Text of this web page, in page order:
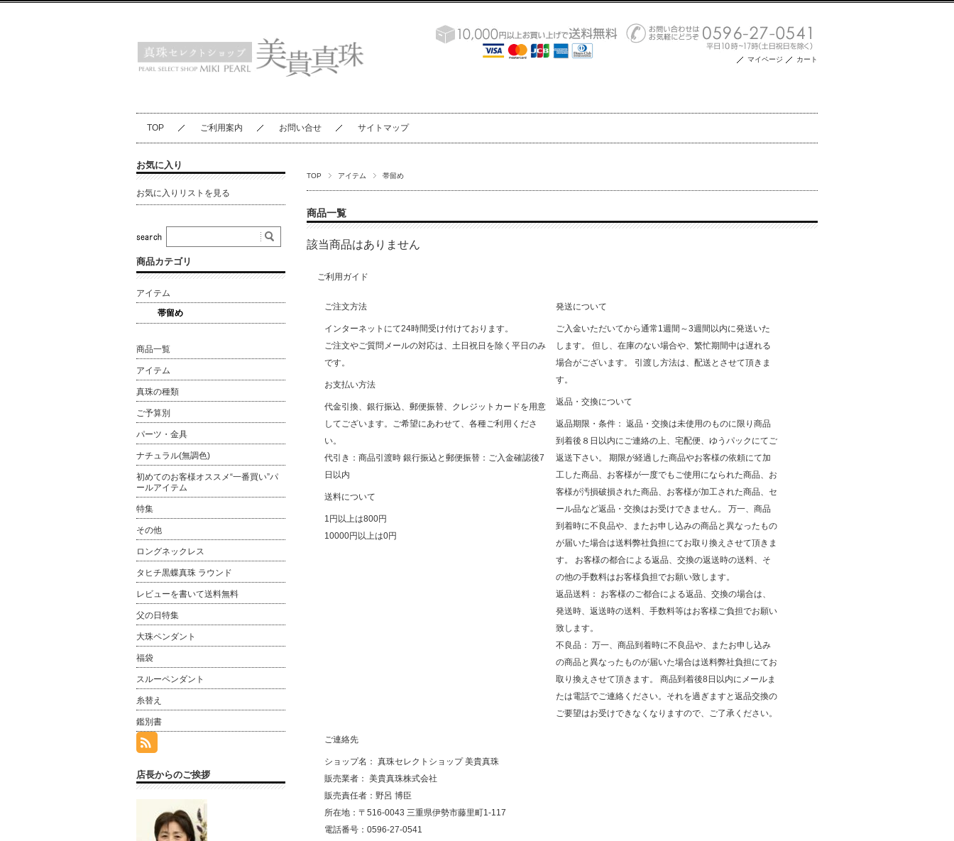
マイページ カート
TOP ご利用案内 お問い合せ サイトマップ
TOP アイテム 帯留め
商品一覧
該当商品はありません
ご利用ガイド
ご注文方法
インターネットにて24時間受け付けております。
ご注文やご質問メールの対応は、土日祝日を除く平日のみ
です。
お支払い方法
代金引換、銀行振込、郵便振替、クレジットカードを用意
してございます。ご希望にあわせて、各種ご利用くださ
い。
代引き：商品引渡時 銀行振込と郵便振替：ご入金確認後7
日以内
送料について
1円以上は800円
10000円以上は0円
発送について
ご入金いただいてから通常1週間～3週間以内に発送いた
します。 但し、在庫のない場合や、繁忙期間中は遅れる
場合がございます。 引渡し方法は、配送とさせて頂きま
す。
返品・交換について
返品期限・条件： 返品・交換は未使用のものに限り商品
到着後８日以内にご連絡の上、宅配便、ゆうパックにてご
返送下さい。 期限が経過した商品やお客様の依頼にて加
工した商品、お客様が一度でもご使用になられた商品、お
客様が汚損破損された商品、お客様が加工された商品、セ
ール品など返品・交換はお受けできません。 万一、商品
到着時に不良品や、またお申し込みの商品と異なったもの
が届いた場合は送料弊社負担にてお取り換えさせて頂きま
す。 お客様の都合による返品、交換の返送時の送料、そ
の他の手数料はお客様負担でお願い致します。
返品送料： お客様のご都合による返品、交換の場合は、
発送時、返送時の送料、手数料等はお客様ご負担でお願い
致します。
不良品： 万一、商品到着時に不良品や、またお申し込み
の商品と異なったものが届いた場合は送料弊社負担にてお
取り換えさせて頂きます。 商品到着後8日以内にメールま
たは電話でご連絡ください。それを過ぎますと返品交換の
ご要望はお受けできなくなりますので、ご了承ください。
ご連絡先
ショップ名： 真珠セレクトショップ 美貴真珠
販売業者： 美貴真珠株式会社
販売責任者：野呂 博臣
所在地：〒516-0043 三重県伊勢市藤里町1-117
電話番号：0596-27-0541
お気に入り
お気に入りリストを見る
商品カテゴリ
アイテム
帯留め
商品一覧
アイテム
真珠の種類
ご予算別
パーツ・金具
ナチュラル(無調色)
初めてのお客様オススメ“一番買い”パ
ールアイテム
特集
その他
ロングネックレス
タヒチ黒蝶真珠 ラウンド
レビューを書いて送料無料
父の日特集
大珠ペンダント
福袋
スルーペンダント
糸替え
鑑別書
店長からのご挨拶